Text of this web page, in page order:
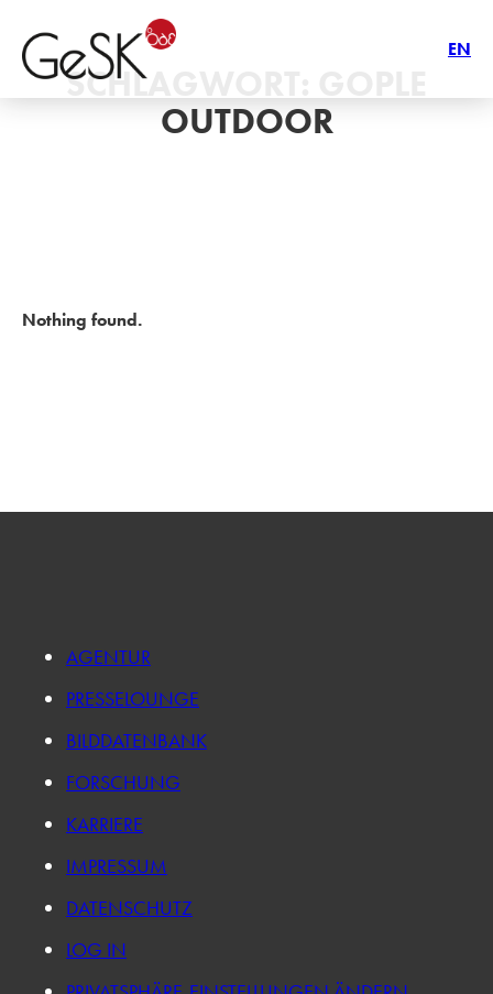
EN
SCHLAGWORT:
OUTDOOR
Nothing found.
AGENTUR
PRESSELOUNGE
BILDDATENBANK
FORSCHUNG
KARRIERE
IMPRESSUM
DATENSCHUTZ
LOG IN